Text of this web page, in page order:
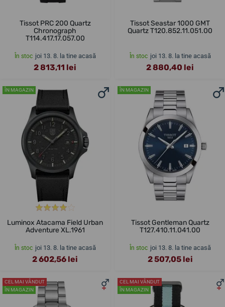
Tissot PRC 200 Quartz
Chronograph
T114.417.17.057.00
În stoc joi 13. 8. la tine acasă
2 813,11 lei
Tissot Seastar 1000 GMT
Quartz T120.852.11.051.00
În stoc joi 13. 8. la tine acasă
2 880,40 lei
ÎN MAGAZIN
Luminox Atacama Field Urban
Adventure XL.1961
În stoc joi 13. 8. la tine acasă
2 602,56 lei
ÎN MAGAZIN
Tissot Gentleman Quartz
T127.410.11.041.00
În stoc joi 13. 8. la tine acasă
2 507,05 lei
CEL MAI VÂNDUT
ÎN MAGAZIN
CEL MAI VÂNDUT
ÎN MAGAZIN